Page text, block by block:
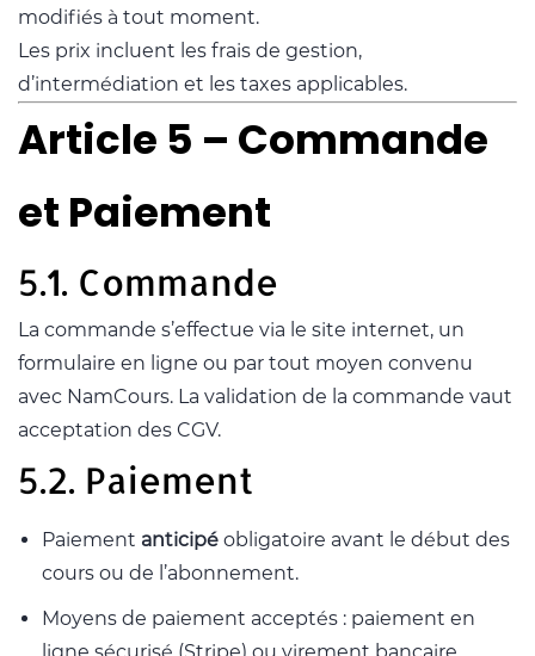
modifiés à tout moment.
Les prix incluent les frais de gestion,
d’intermédiation et les taxes applicables.
Article 5 – Commande
et Paiement
5.1. Commande
La commande s’effectue via le site internet, un
formulaire en ligne ou par tout moyen convenu
avec NamCours. La validation de la commande vaut
acceptation des CGV.
5.2. Paiement
Paiement anticipé obligatoire avant le début des
cours ou de l’abonnement.
Moyens de paiement acceptés : paiement en